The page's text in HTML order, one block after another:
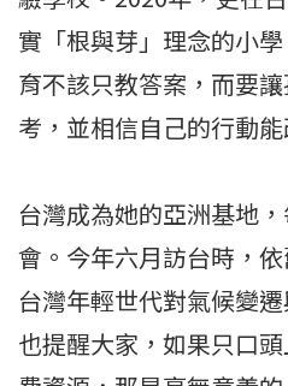
實「根與芽」理念的小
育不該只教答案，而要
考，並相信自己的行動能
台灣成為她的亞洲基地
會。今年六月訪台時，
台灣年輕世代對氣候變
也提醒大家，如果只口